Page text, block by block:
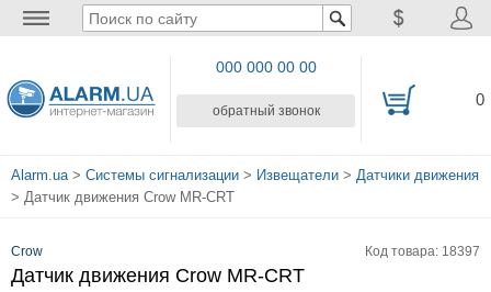
000 000 00 00
обратный звонок
0
Alarm.ua> Системы сигнализации > Извещатели > Датчики движения
> Датчик движения Crow MR-CRT
Crow Код товара: 18397
Датчик движения Crow MR-CRT